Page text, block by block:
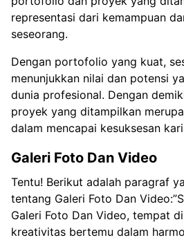
representasi dari kemampuan
seseorang.
Dengan portofolio yang kuat,
menunjukkan nilai dan potensi
dunia profesional. Dengan
proyek yang ditampilkan
dalam mencapai kesuksesan
Galeri Foto Dan Video
Tentu! Berikut adalah paragraf
tentang Galeri Foto Dan
Galeri Foto Dan Video, tempat
kreativitas bertemu dalam